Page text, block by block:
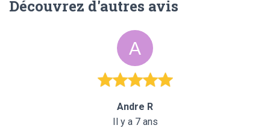
Découvrez d'autres avis
Andre R
Il y a 7 ans